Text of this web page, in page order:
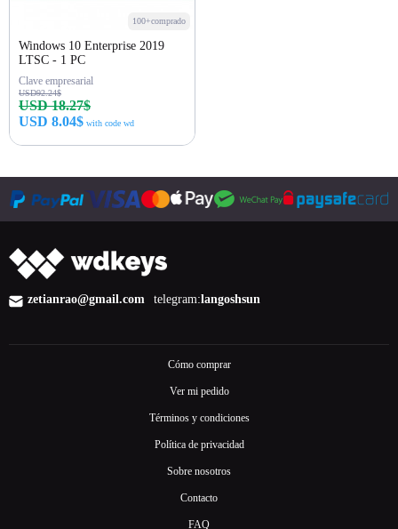
100+comprado
Windows 10 Enterprise 2019
LTSC - 1 PC
Clave empresarial
USD92.24$
USD 18.27$
USD 8.04$ with code wd
zetianrao@gmail.com telegram:langoshsun
Cómo comprar
Ver mi pedido
Términos y condiciones
Política de privacidad
Sobre nosotros
Contacto
FAQ